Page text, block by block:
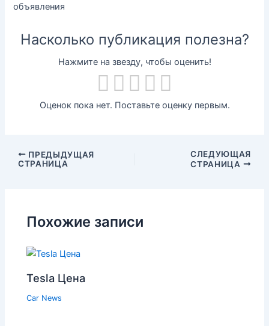
объявления
Насколько публикация полезна?
Нажмите на звезду, чтобы оценить!
Оценок пока нет. Поставьте оценку первым.
ПРЕДЫДУЩАЯ
СТРАНИЦА
СЛЕДУЮЩАЯ
СТРАНИЦА
Похожие записи
Tesla Цена
Car News